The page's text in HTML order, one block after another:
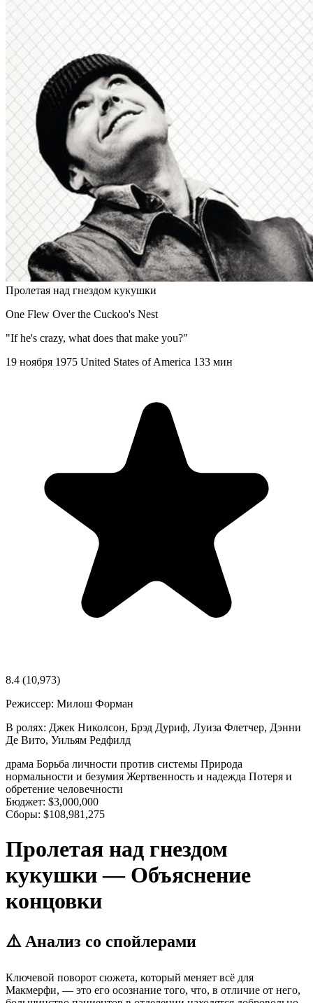
Пролетая над гнездом кукушки
One Flew Over the Cuckoo's Nest
"If he's crazy, what does that make you?"
19 ноября 1975 United States of America 133 мин
8.4 (10,973)
Режиссер: Милош Форман
В ролях: Джек Николсон, Брэд Дуриф, Луиза Флетчер, Дэнни
Де Вито, Уильям Редфилд
драма Борьба личности против системы Природа
нормальности и безумия Жертвенность и надежда Потеря и
обретение человечности
Бюджет: $3,000,000
Сборы: $108,981,275
Пролетая над гнездом
кукушки — Объяснение
концовки
⚠️ Анализ со спойлерами
Ключевой поворот сюжета, который меняет всё для
Макмерфи, — это его осознание того, что, в отличие от него,